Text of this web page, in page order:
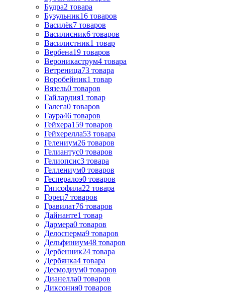
Будра2 товара
Бузульник16 товаров
Василёк7 товаров
Василисник6 товаров
Василистник1 товар
Вербена19 товаров
Вероникаструм4 товара
Ветреница73 товара
Воробейник1 товар
Вязель0 товаров
Гайлардия1 товар
Галега0 товаров
Гаура46 товаров
Гейхера159 товаров
Гейхерелла53 товара
Гелениум26 товаров
Гелиантус0 товаров
Гелиопсис3 товара
Геллениум0 товаров
Геспералоэ0 товаров
Гипсофила22 товара
Горец7 товаров
Гравилат76 товаров
Дайнанте1 товар
Дармера0 товаров
Делосперма9 товаров
Дельфиниум48 товаров
Дербенник24 товара
Дербянка4 товара
Десмодиум0 товаров
Дианелла0 товаров
Диксония0 товаров